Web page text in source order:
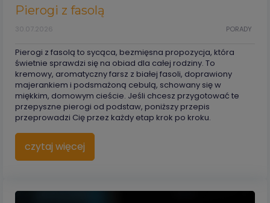
Pierogi z fasolą
PORADY
30.07.2026
Pierogi z fasolą to sycąca, bezmięsna propozycja, która
świetnie sprawdzi się na obiad dla całej rodziny. To
kremowy, aromatyczny farsz z białej fasoli, doprawiony
majerankiem i podsmażoną cebulą, schowany się w
miękkim, domowym cieście. Jeśli chcesz przygotować te
przepyszne pierogi od podstaw, poniższy przepis
przeprowadzi Cię przez każdy etap krok po kroku.
czytaj więcej